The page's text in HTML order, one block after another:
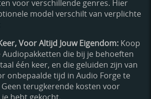
voor verschillende genres. Hier
model verschilt van verplichte
Voor Altijd Jouw Eigendom: Koop
die bij je behoeften
één keer, en die geluiden zijn van
onbepaalde tijd in Audio Forge te
terugkerende kosten voor